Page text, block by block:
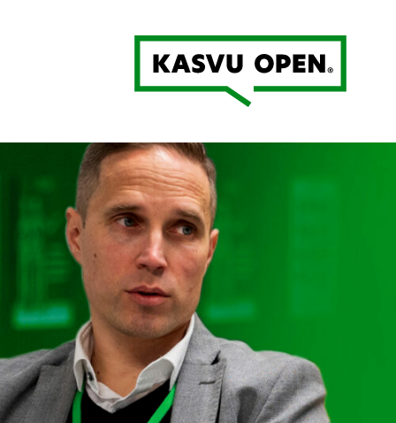
Kasvu Open